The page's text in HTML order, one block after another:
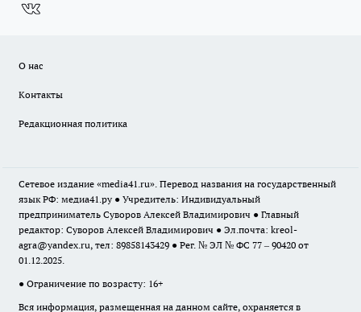
О нас
Контакты
Редакционная политика
Сетевое издание «media41.ru». Перевод названия на государственный
язык РФ: медиа41.ру ● Учредитель: Индивидуальный
предприниматель Суворов Алексей Владимирович ● Главный
редактор: Суворов Алексей Владимирович ● Эл.почта: kreol-
agra@yandex.ru, тел: 89858143429 ● Рег. № ЭЛ № ФС 77 – 90420 от
01.12.2025.
● Ограничение по возрасту: 16+
Вся информация, размещенная на данном сайте, охраняется в